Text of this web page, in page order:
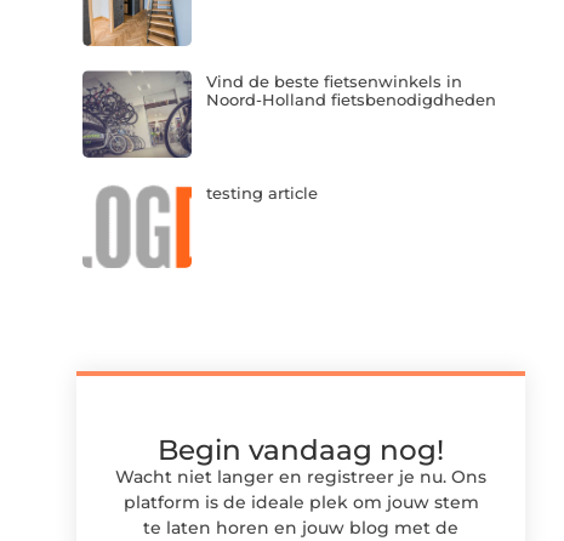
Vind de beste fietsenwinkels in
Noord-Holland fietsbenodigdheden
testing article
Begin vandaag nog!
Wacht niet langer en registreer je nu. Ons
platform is de ideale plek om jouw stem
te laten horen en jouw blog met de